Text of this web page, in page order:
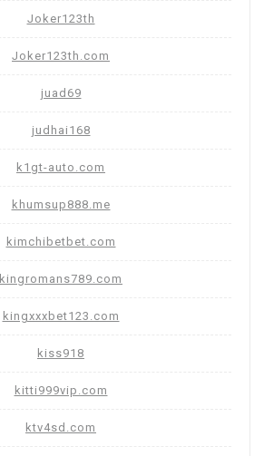
Joker123th
Joker123th.com
juad69
judhai168
k1gt-auto.com
khumsup888.me
kimchibetbet.com
kingromans789.com
kingxxxbet123.com
kiss918
kitti999vip.com
ktv4sd.com